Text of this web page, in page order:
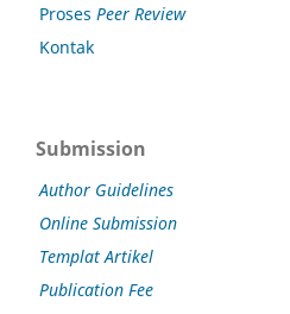
Proses Peer Review
Kontak
Submission
Author Guidelines
Online Submission
Templat Artikel
Publication Fee